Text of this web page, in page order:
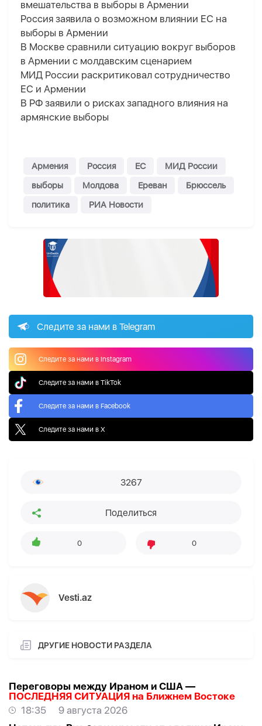
вмешательства в выборы в Армении
Россия заявила о возможном влиянии ЕС на
выборы в Армении
В Москве сравнили ситуацию вокруг выборов
в Армении с молдавским сценарием
МИД России раскритиковал сотрудничество
ЕС и Армении
В РФ заявили о рисках западного влияния на
армянские выборы
Армения Россия ЕС
МИД России
выборы
Молдова Ереван
Брюссель
политика
РИА Новости
Следите за нами в Telegram
Следите за нами в Instagram
Следите за нами в TikTok
Следите за нами в Facebook
Следите за нами в X
3267
Поделиться
0 0
Vesti.az
ДРУГИЕ НОВОСТИ РАЗДЕЛА
Переговоры между Ираном и США —
ПОСЛЕДНЯЯ СИТУАЦИЯ на Ближнем Востоке
18:35
9 августа 2026